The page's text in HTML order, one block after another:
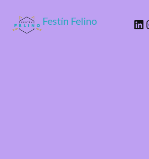
Festín Felino